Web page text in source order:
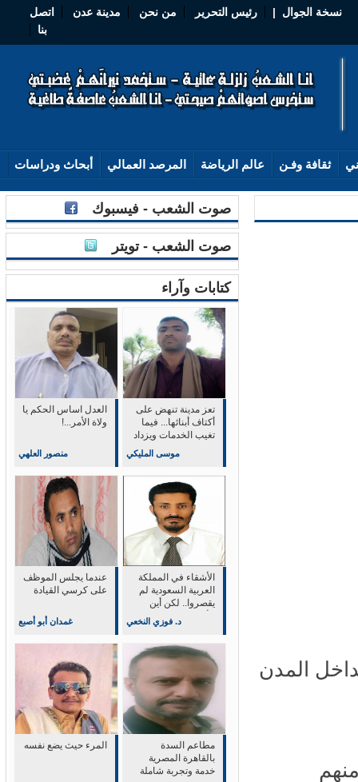
نسخة الجوال | رئيس التحرير من نحن مدينة عدن
اتصل
ثقافة وفـن عالم الرياضة المرصد العمالي أبحاث ودراسات
صوت الشعب - فيسبوك
صوت الشعب - تويتر
كتابات وآراء
العدل اساس الحكم يا
ولاة الأمر...!
منصور العلهي
تعز مدينة تنهض على
أكتاف أبنائها... فيما
تغيب الخدمات ويزداد
موسى المليكي
عندما يجلس الموظف
على كرسي القيادة
غمدان أبو أصبع
الأشقاء في المملكة
العربية السعودية لم
يقصروا.. لكن أين
د. فوزي النخعي
المرء حيث يضع نفسه
مطاعم السدة
بالقاهرة المصرية
خدمة وتجربة شاملة
المدن